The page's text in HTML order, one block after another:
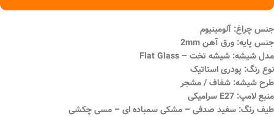
جنس چراغ: آلومینیوم
جنس پایه: ورق آهن 2mm
مدل شیشه: شیشه تخت – Flat Glass
نوع رنگ: پودری استاتیک
طرح شیشه: شفاف / مشجر
منبع لامپ: E27 سرامیکی
طیف رنگ: سفید صدفی – مشکی سمباده ای – مسی چکشی